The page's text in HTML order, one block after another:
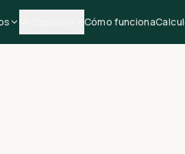
Cómo funciona